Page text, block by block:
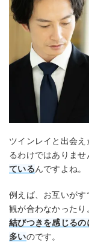
ツインレイと出会
るわけではありませ
ているんですよね。
例えば、お互いが
観が合わなかったり
結びつきを感じる
多いのです。